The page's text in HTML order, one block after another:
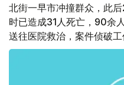
北街一早市冲撞群众，此
时已造成31人死亡，90余
送往医院救治，案件侦破工